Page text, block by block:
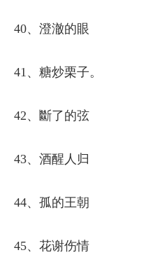
40、澄澈的眼
41、糖炒栗子。
42、斷了的弦
43、酒醒人归
44、孤的王朝
45、花谢伤情